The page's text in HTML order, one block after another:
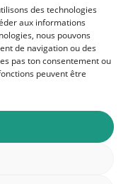
des technologies
aux informations
nous pouvons
de navigation ou des
pas ton consentement ou
peuvent être
947
A.s.b.l.